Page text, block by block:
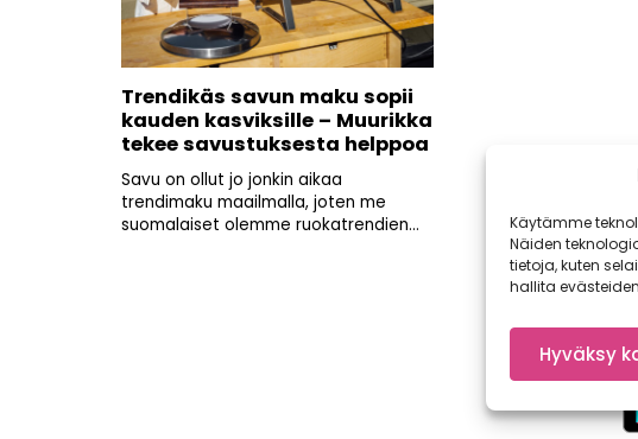
Käytämme
Näiden
tietoja, kuten
hallita
Hyväksy
Trendikäs savun maku sopii
kauden kasviksille – Muurikka
tekee savustuksesta helppoa
Savu on ollut jo jonkin aikaa
trendimaku maailmalla, joten me
suomalaiset olemme ruokatrendien...